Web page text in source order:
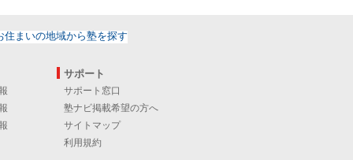
サポート
サポート窓口
塾ナビ掲載希望の方へ
サイトマップ
利用規約